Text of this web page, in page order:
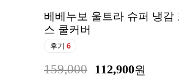
베베누보 울트라 슈퍼 냉감
스 쿨커버
후기 6
159,000 112,900원